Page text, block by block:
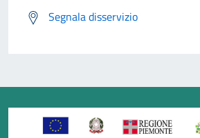
Segnala disservizio